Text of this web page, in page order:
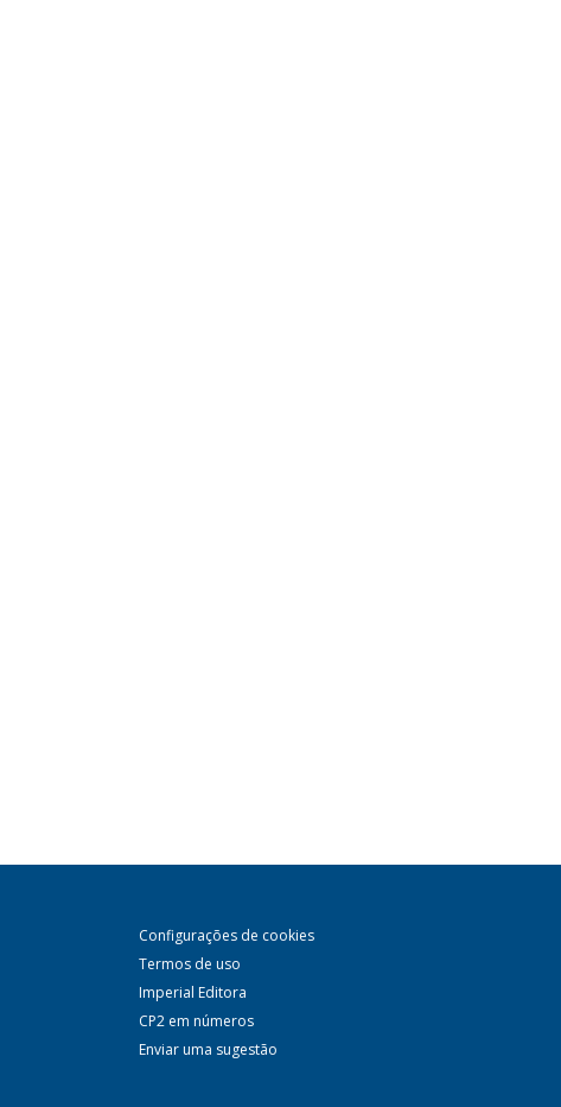
Configurações de cookies
Termos de uso
Imperial Editora
CP2 em números
Enviar uma sugestão